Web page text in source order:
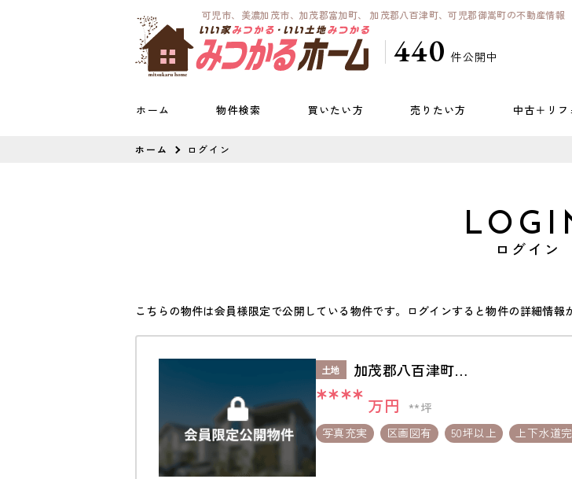
可児市、美濃加茂市、加茂郡富加町、 加茂郡八百津町、可児郡御嵩町の不動産情報
440 件公開中
ホーム 物件検索 買いたい方 売りたい方 中古＋リフ
ホーム ログイン
ログイン
こちらの物件は会員様限定で公開している物件です。ログインすると物件の詳細情報
土地 加茂郡八百津町＊
＊＊＊
**** 万円
**坪
写真充実
区画図有 50坪以上 上下水道